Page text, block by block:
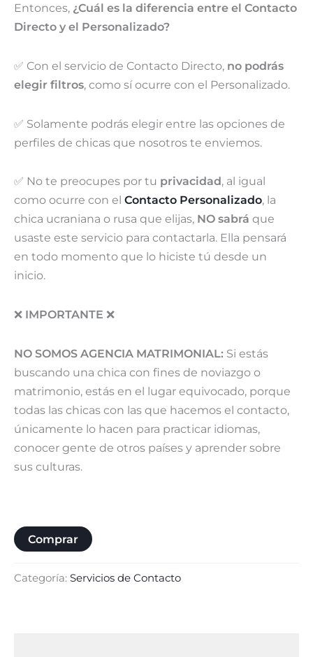
Entonces, ¿Cuál es la diferencia entre el Contacto
Directo y el Personalizado?
✅ Con el servicio de Contacto Directo, no podrás
elegir filtros, como sí ocurre con el Personalizado.
✅ Solamente podrás elegir entre las opciones de
perfiles de chicas que nosotros te enviemos.
✅ No te preocupes por tu privacidad, al igual
como ocurre con el Contacto Personalizado, la
chica ucraniana o rusa que elijas, NO sabrá que
usaste este servicio para contactarla. Ella pensará
en todo momento que lo hiciste tú desde un
inicio.
❌ IMPORTANTE ❌
NO SOMOS AGENCIA MATRIMONIAL: Si estás
buscando una chica con fines de noviazgo o
matrimonio, estás en el lugar equivocado, porque
todas las chicas con las que hacemos el contacto,
únicamente lo hacen para practicar idiomas,
conocer gente de otros países y aprender sobre
sus culturas.
Comprar
Categoría: Servicios de Contacto